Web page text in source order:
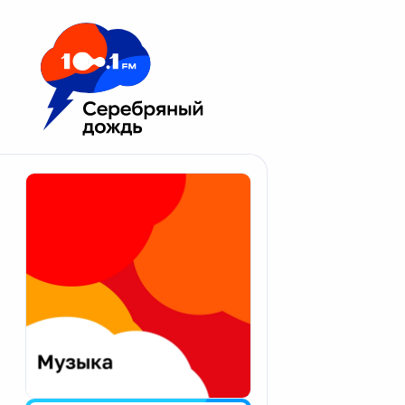
Москва 100.1 FM
Апатиты
Екатеринбург
Калининград
Калуга